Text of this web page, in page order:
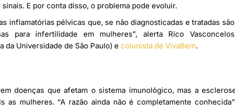
E por conta disso, o problema pode evoluir.
inflamatórias pélvicas que, se não diagnosticadas e tratadas
para infertilidade em mulheres”, alerta Rico
da Universidade de São Paulo) e colunista de VivaBem.
doenças que afetam o sistema imunológico, mas a
mulheres. “A razão ainda não é completamente